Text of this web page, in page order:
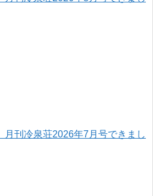
月刊冷泉荘2026年7月号できまし